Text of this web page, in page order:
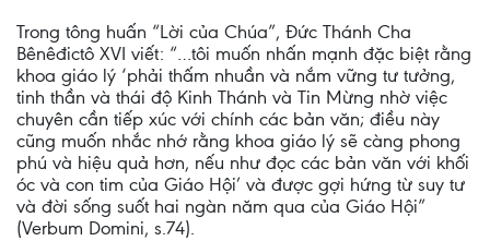
Trong tông huấn “Lời của Chúa”, Đức Thánh Cha
Bênêđictô XVI viết: “…tôi muốn nhấn mạnh đặc biệt rằng
khoa giáo lý ‘phải thấm nhuần và nắm vững tư tưởng,
tinh thần và thái độ Kinh Thánh và Tin Mừng nhờ việc
chuyên cần tiếp xúc với chính các bản văn; điều này
cũng muốn nhắc nhớ rằng khoa giáo lý sẽ càng phong
phú và hiệu quả hơn, nếu như đọc các bản văn với khối
óc và con tim của Giáo Hội’ và được gợi hứng từ suy tư
và đời sống suốt hai ngàn năm qua của Giáo Hội”
(Verbum Domini, s.74).